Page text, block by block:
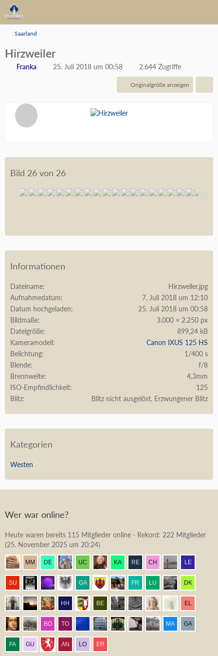
Saarland
Hirzweiler
Franka 25. Juli 2018 um 00:58 2.644 Zugriffe
Originalgröße anzeigen
Bild 26 von 26
Informationen
Dateiname
Hirzweiler.jpg
Aufnahmedatum
7. Juli 2018 um 12:10
Datum hochgeladen
25. Juli 2018 um 00:58
Bildmaße
3.000 × 2.250 px
Dateigröße
899,24 kB
Kameramodell
Canon IXUS 125 HS
Belichtung
1/400 s
Blende
f/8
Brennweite
4,3mm
ISO-Empfindlichkeit
125
Blitz
Blitz nicht ausgelöst, Erzwungener Blitz
Kategorien
Westen
Wer war online?
Heute waren bereits 115 Mitglieder online - Rekord: 222 Mitglieder
(25. November 2025 um 20:24)